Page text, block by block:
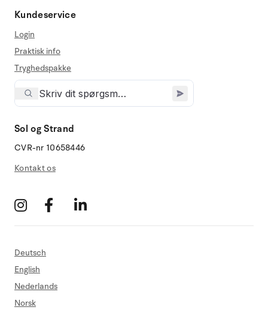
Kundeservice
Login
Praktisk info
Tryghedspakke
Sol og Strand
CVR-nr 10658446
Kontakt os
Deutsch
English
Nederlands
Norsk